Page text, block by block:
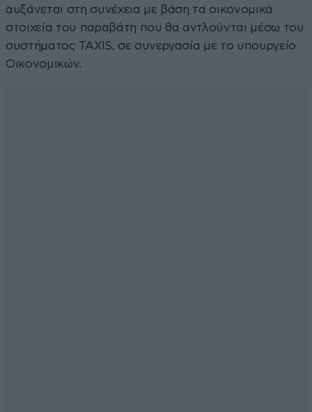
αυξάνεται στη συνέχεια με βάση τα οικονομικά
στοιχεία του παραβάτη που θα αντλούνται μέσω του
συστήματος ΤΑΧΙS, σε συνεργασία με το υπουργείο
Οικονομικών.